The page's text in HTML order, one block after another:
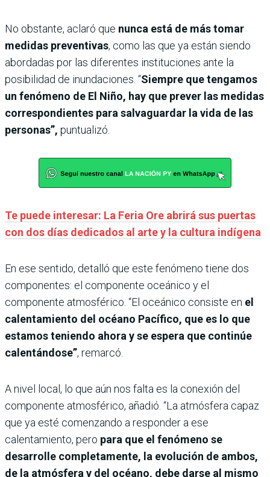
No obstante, aclaró que nunca está de más tomar
medidas preventivas, como las que ya están siendo
abordadas por las diferentes instituciones ante la
posibilidad de inundaciones. “Siempre que tengamos
un fenómeno de El Niño, hay que prever las medidas
correspondientes para salvaguardar la vida de las
personas”, puntualizó.
Te puede interesar: La Feria Ore abrirá sus puertas
con dos días dedicados al arte y la cultura indígena
En ese sentido, detalló que este fenómeno tiene dos
componentes: el componente oceánico y el
componente atmosférico. “El oceánico consiste en el
calentamiento del océano Pacífico, que es lo que
estamos teniendo ahora y se espera que continúe
calentándose”, remarcó.
A nivel local, lo que aún nos falta es la conexión del
componente atmosférico, añadió. “La atmósfera capaz
que ya esté comenzando a responder a ese
calentamiento, pero para que el fenómeno se
desarrolle completamente, la evolución de ambos,
de la atmósfera y del océano, debe darse al mismo